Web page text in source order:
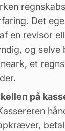
Det
en revisor
og selve
et
på